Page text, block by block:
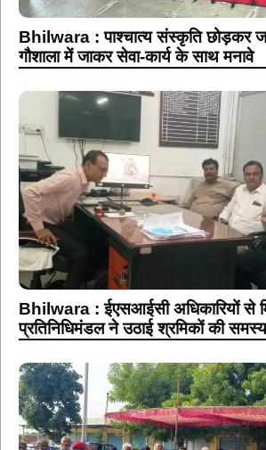
Bhilwara : पाश्चात्य संस्कृति छोड़कर
गौशाला में जाकर सेवा-कार्य के साथ मनावे
Bhilwara : ईएसआईसी अधिकारियों से
प्रतिनिधिमंडल ने उठाई श्रमिकों की